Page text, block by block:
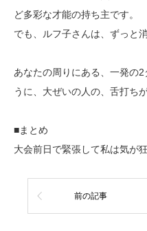
ど多彩な才能の持ち主です。
でも、ルフ子さんは、ずっと
あなたの周りにある、一発の
うに、大ぜいの人の、舌打ち
■まとめ
大会前日で緊張して私は気が
前の記事